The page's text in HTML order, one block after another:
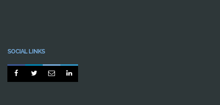
SOCIAL LINKS
   